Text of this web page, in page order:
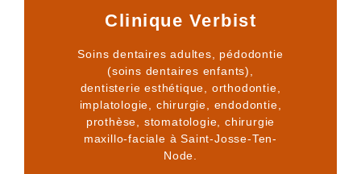
Clinique Verbist
Soins dentaires adultes, pédodontie
(soins dentaires enfants),
dentisterie esthétique, orthodontie,
implatologie, chirurgie, endodontie,
prothèse, stomatologie, chirurgie
maxillo-faciale à Saint-Josse-Ten-
Node.